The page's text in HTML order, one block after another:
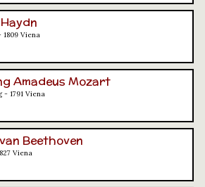
1809 Viena
Amadeus Mozart
- 1791 Viena
Beethoven
Viena